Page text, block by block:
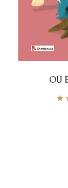
OÙ